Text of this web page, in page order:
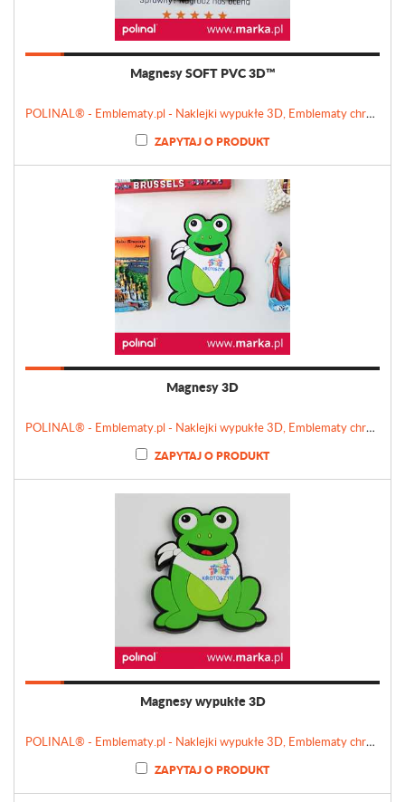
Magnesy SOFT PVC 3D™
POLINAL® - Emblematy.pl - Naklejki wypukłe 3D, Emblematy chromowane, Tabliczki, Etykiety
ZAPYTAJ O PRODUKT
Magnesy 3D
POLINAL® - Emblematy.pl - Naklejki wypukłe 3D, Emblematy chromowane, Tabliczki, Etykiety
ZAPYTAJ O PRODUKT
Magnesy wypukłe 3D
POLINAL® - Emblematy.pl - Naklejki wypukłe 3D, Emblematy chromowane, Tabliczki, Etykiety
ZAPYTAJ O PRODUKT